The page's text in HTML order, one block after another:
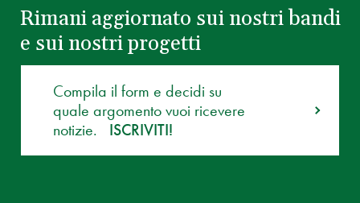
Rimani aggiornato sui nostri bandi
e sui nostri progetti
Compila il form e decidi su
quale argomento vuoi ricevere
notizie.
ISCRIVITI!